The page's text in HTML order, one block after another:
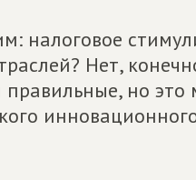
налоговое
Нет,
правильные, но